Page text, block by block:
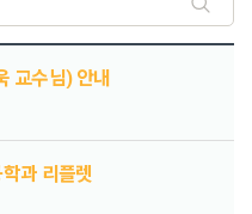
교수님) 안내
과 리플렛